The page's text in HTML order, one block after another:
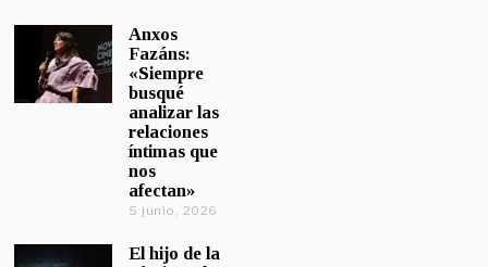
Anxos
Fazáns:
«Siempre
busqué
analizar las
relaciones
íntimas que
nos
afectan»
5 junio, 2026
El hijo de la